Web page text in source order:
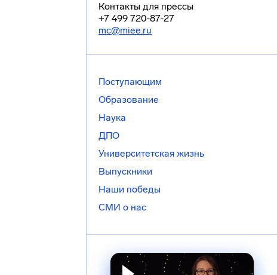
Контакты для прессы
+7 499 720-87-27
mc@miee.ru
Поступающим
Образование
Наука
ДПО
Университетская жизнь
Выпускники
Наши победы
СМИ о нас